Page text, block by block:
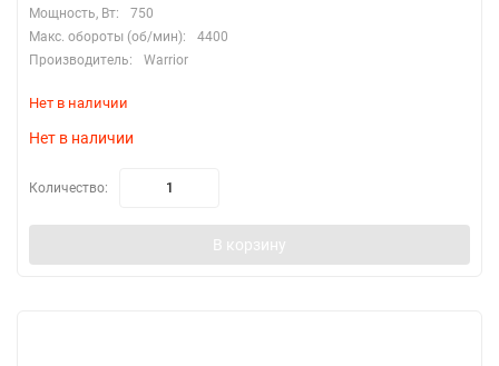
Мощность, Вт:
750
Макс. обороты (об/мин):
4400
Производитель:
Warrior
Нет в наличии
Нет в наличии
Количество:
В корзину